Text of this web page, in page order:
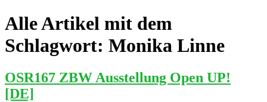
Alle Artikel mit dem
Schlagwort: Monika Linne
OSR167 ZBW Ausstellung Open UP!
[DE]